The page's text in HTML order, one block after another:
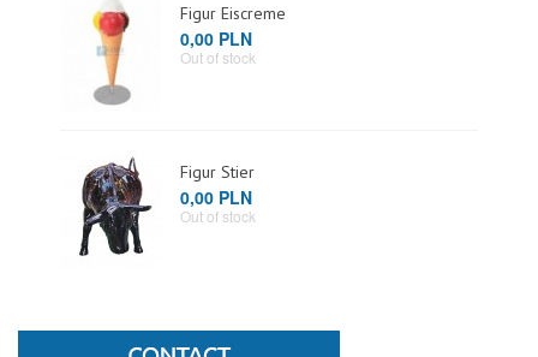
Figur Eiscreme
0,00 PLN
Out of stock
Figur Stier
0,00 PLN
Out of stock